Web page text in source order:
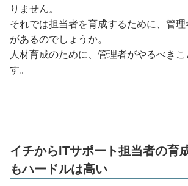
りません。
それでは担当者を育成するために、管
があるのでしょうか。
人材育成のために、管理者がやるべきこ
す。
イチからITサポート担当者の育
もハードルは高い